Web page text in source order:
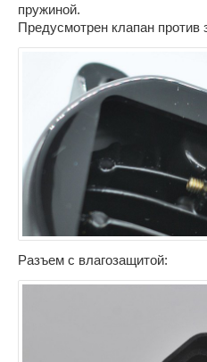
пружиной.
Предусмотрен клапан против
Разъем с влагозащитой: